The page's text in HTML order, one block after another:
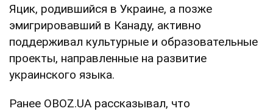
Яцик, родившийся в Украине, а позже
эмигрировавший в Канаду, активно
поддерживал культурные и образовательные
проекты, направленные на развитие
украинского языка.
Ранее OBOZ.UA рассказывал, что